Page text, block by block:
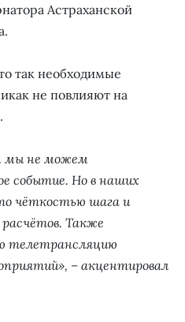
Астраханской
так необходимые
не повлияют на
мы не можем
событие. Но в наших
чёткостью шага и
Также
телетрансляцию
– акцентировал